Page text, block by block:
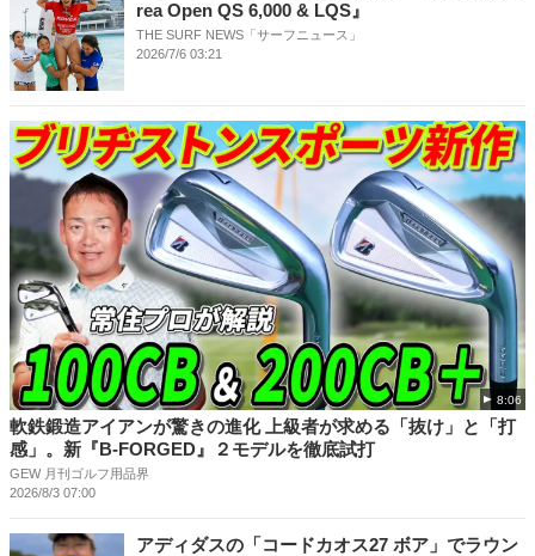
rea Open QS 6,000 & LQS』
THE SURF NEWS「サーフニュース」
2026/7/6 03:21
8:06
軟鉄鍛造アイアンが驚きの進化 上級者が求める「抜け」と「打
感」。新『B-FORGED』２モデルを徹底試打
GEW 月刊ゴルフ用品界
2026/8/3 07:00
アディダスの「コードカオス27 ボア」でラウン